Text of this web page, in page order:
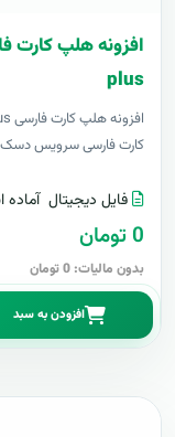
plus
کارت فارسی سرویس دسک
فایل دیجیتال آماده
0 تومان
بدون مالیات: 0 تومان
افزودن به سبد